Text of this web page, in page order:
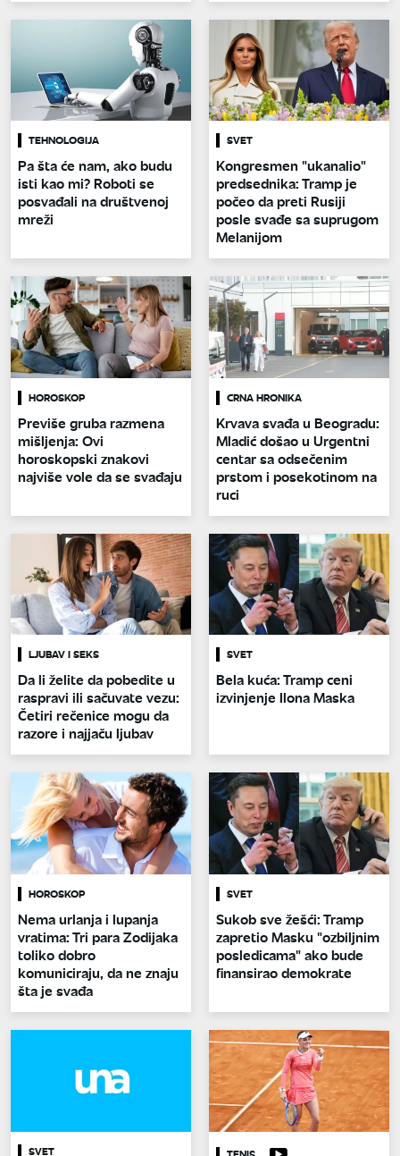
TEHNOLOGIJA
Pa šta će nam, ako budu
isti kao mi? Roboti se
posvađali na društvenoj
mreži
SVET
Kongresmen "ukanalio"
predsednika: Tramp je
počeo da preti Rusiji
posle svađe sa suprugom
Melanijom
HOROSKOP
Previše gruba razmena
mišljenja: Ovi
horoskopski znakovi
najviše vole da se svađaju
CRNA HRONIKA
Krvava svađa u Beogradu:
Mladić došao u Urgentni
centar sa odsečenim
prstom i posekotinom na
ruci
LJUBAV I SEKS
Da li želite da pobedite u
raspravi ili sačuvate vezu:
Četiri rečenice mogu da
razore i najjaču ljubav
SVET
Bela kuća: Tramp ceni
izvinjenje Ilona Maska
HOROSKOP
Nema urlanja i lupanja
vratima: Tri para Zodijaka
toliko dobro
komuniciraju, da ne znaju
šta je svađa
SVET
Sukob sve žešći: Tramp
zapretio Masku "ozbiljnim
posledicama" ako bude
finansirao demokrate
SVET